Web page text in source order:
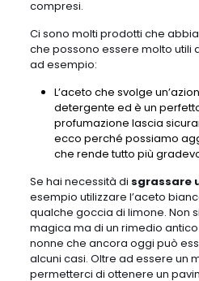
compresi.
Ci sono molti prodotti che
che possono essere molto utili
ad esempio:
L’aceto che svolge
detergente ed è un
profumazione lascia
ecco perché possiamo
che rende tutto più
Se hai necessità di sgrassare
esempio utilizzare l’aceto
qualche goccia di limone. Non
magica ma di un rimedio
nonne che ancora oggi può
alcuni casi. Oltre ad essere un
permetterci di ottenere un